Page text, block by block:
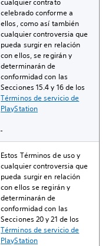
cualquier contrato
celebrado conforme a
ellos, como así también
cualquier controversia que
pueda surgir en relación
con ellos, se regirán y
determinarán de
conformidad con las
Secciones 15.4 y 16 de los
Términos de servicio de
PlayStation
Estos Términos de uso y
cualquier controversia que
pueda surgir en relación
con ellos se regirán y
determinarán de
conformidad con las
Secciones 20 y 21 de los
Términos de servicio de
PlayStation